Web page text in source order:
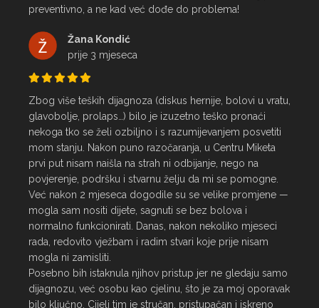
preventivno, a ne kad već dođe do problema!
Žana Kondić
prije 3 mjeseca
Zbog više teških dijagnoza (diskus hernije, bolovi u vratu,
glavobolje, prolaps…) bilo je izuzetno teško pronaći
nekoga tko se želi ozbiljno i s razumijevanjem posvetiti
mom stanju. Nakon puno razočaranja, u Centru Miketa
prvi put nisam naišla na strah ni odbijanje, nego na
povjerenje, podršku i stvarnu želju da mi se pomogne.
Već nakon 2 mjeseca dogodile su se velike promjene —
mogla sam nositi dijete, sagnuti se bez bolova i
normalno funkcionirati. Danas, nakon nekoliko mjeseci
rada, redovito vježbam i radim stvari koje prije nisam
mogla ni zamisliti.
Posebno bih istaknula njihov pristup jer ne gledaju samo
dijagnozu, već osobu kao cjelinu, što je za moj oporavak
bilo ključno. Cijeli tim je stručan, pristupačan i iskreno